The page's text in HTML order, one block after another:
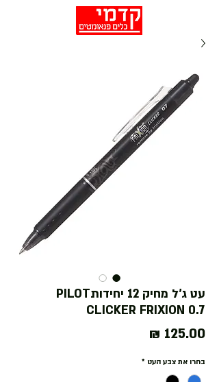
עט ג'ל מחיק 12 יחידותPILOT
CLICKER FRIXION 0.7
בחרו את צבע העט *